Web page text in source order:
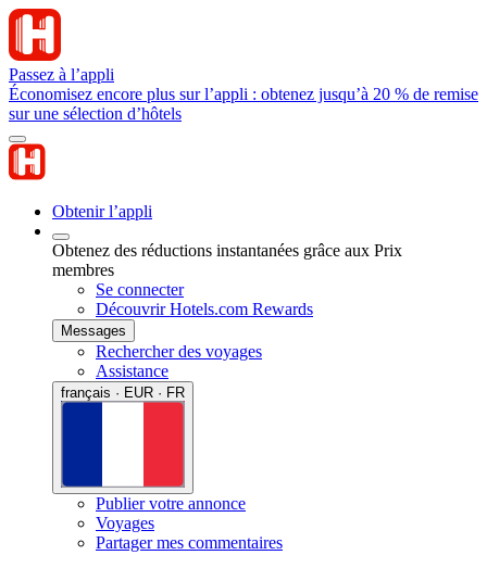
Passez à l’appli
Économisez encore plus sur l’appli : obtenez jusqu’à 20 % de remise
sur une sélection d’hôtels
Obtenir l’appli
Obtenez des réductions instantanées grâce aux Prix
membres
Se connecter
Découvrir Hotels.com Rewards
Messages
Rechercher des voyages
Assistance
français · EUR · FR
Publier votre annonce
Voyages
Partager mes commentaires